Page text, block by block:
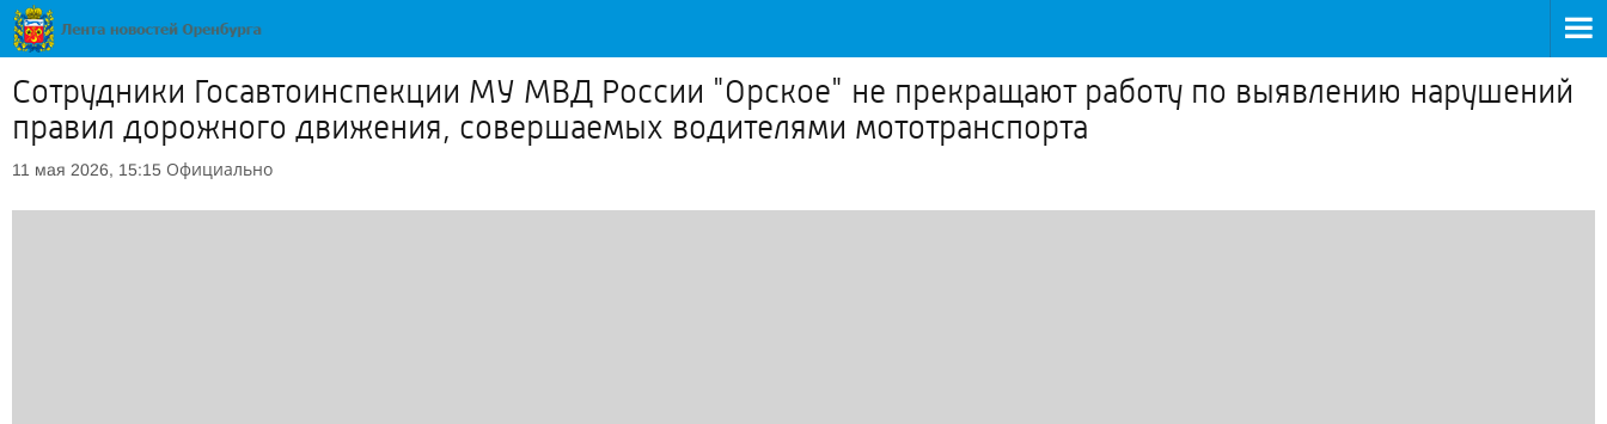
Сотрудники Госавтоинспекции МУ МВД России "Орское" не прекращают работу по выявлению нарушений
правил дорожного движения, совершаемых водителями мототранспорта
11 мая 2026, 15:15 Официально